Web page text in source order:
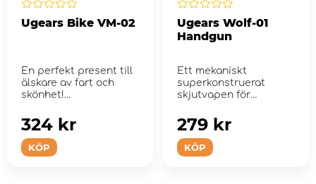
Ugears Bike VM-02
En perfekt present till
älskare av fart och
skönhet!
KÖP
324 kr
Ugears Wolf-01
Handgun
Ett mekaniskt
superkonstruerat
skjutvapen för
KÖP
279 kr